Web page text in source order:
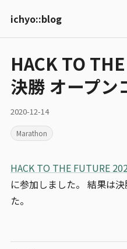
ichyo::blog
HACK TO
決勝 オープン
2020-12-14
Marathon
HACK TO THE FUTURE
に参加しました。 結果は
た。